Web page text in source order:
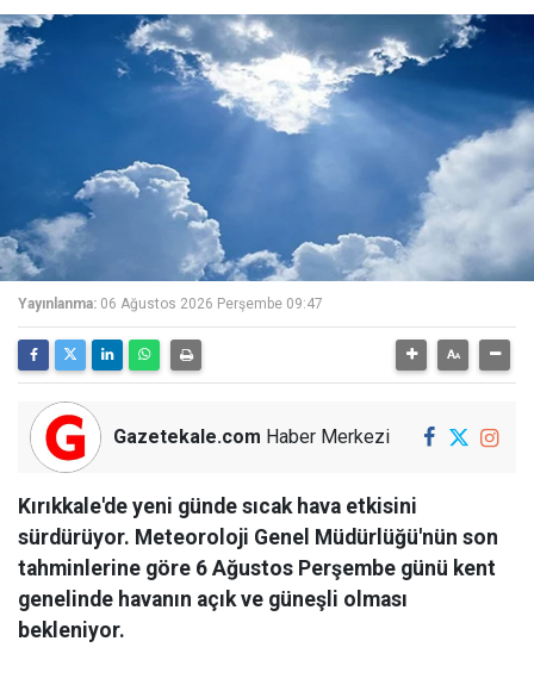
Yayınlanma: 06 Ağustos 2026 Perşembe 09:47
Gazetekale.com Haber Merkezi
Kırıkkale'de yeni günde sıcak hava etkisini
sürdürüyor. Meteoroloji Genel Müdürlüğü'nün son
tahminlerine göre 6 Ağustos Perşembe günü kent
genelinde havanın açık ve güneşli olması
bekleniyor.